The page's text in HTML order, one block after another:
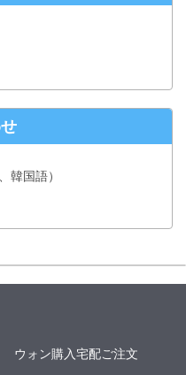
せ窓口
目１２−１ パークウェストビ
、年末年始、夏季休暇は除き
事項
人情報の取得
して、本人が容易に認識でき
韓国語）
ウォン購入宅配ご注文